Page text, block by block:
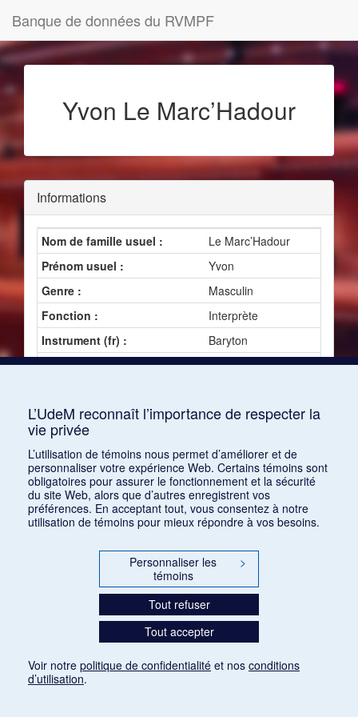
Banque de données du RVMPF
Yvon Le Marc’Hadour
Informations
Nom de famille usuel :
Le Marc’Hadour
Prénom usuel :
Yvon
Genre :
Masculin
Fonction :
Interprète
Instrument (fr) :
Baryton
Instrument (en) :
Baritone
Participe à
1 :
328535
2 :
Musique française contemporaine
L’UdeM reconnaît l’importance de respecter la
vie privée
L’utilisation de témoins nous permet d’améliorer et de
personnaliser votre expérience Web. Certains témoins sont
obligatoires pour assurer le fonctionnement et la sécurité
du site Web, alors que d’autres enregistrent vos
préférences. En acceptant tout, vous consentez à notre
utilisation de témoins pour mieux répondre à vos besoins.
Personnaliser les
témoins
>
Tout refuser
Tout accepter
Voir notre politique de confidentialité et nos conditions
d’utilisation.